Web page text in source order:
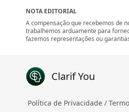
NOTA EDITORIAL
A compensação que recebemos de
trabalhemos arduamente para
fazemos representações ou
Clarif You
Política de Privacidade /